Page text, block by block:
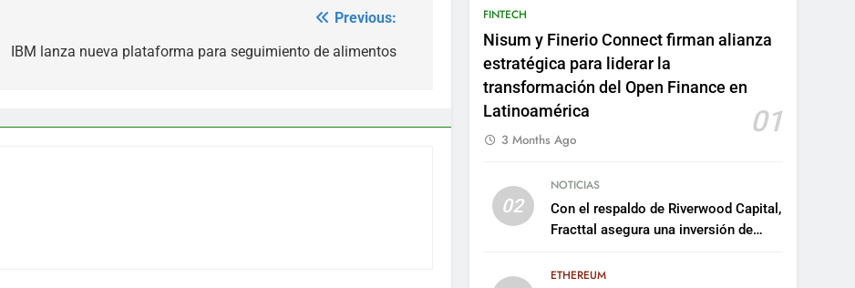
Previous:
IBM lanza nueva plataforma para seguimiento de alimentos
FINTECH
Nisum y Finerio Connect firman alianza
estratégica para liderar la
transformación del Open Finance en
Latinoamérica
01
3 Months Ago
02
NOTICIAS
Con el respaldo de Riverwood Capital,
Fracttal asegura una inversión de
plataforma
ETHEREUM